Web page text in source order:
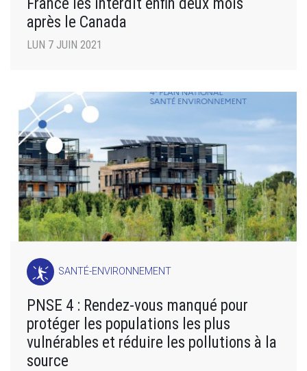
après le Canada
LUN 7 JUIN 2021
SANTÉ-ENVIRONNEMENT
PNSE 4 : Rendez-vous manqué pour
protéger les populations les plus
vulnérables et réduire les pollutions à la
source